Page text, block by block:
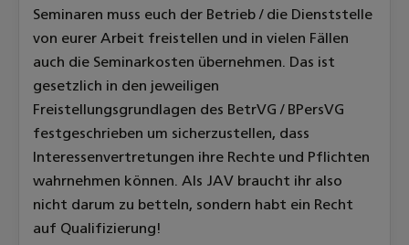
Seminaren muss euch der Betrieb / die Dienststelle
von eurer Arbeit freistellen und in vielen Fällen
auch die Seminarkosten übernehmen. Das ist
gesetzlich in den jeweiligen
Freistellungsgrundlagen des BetrVG / BPersVG
festgeschrieben um sicherzustellen, dass
Interessenvertretungen ihre Rechte und Pflichten
wahrnehmen können. Als JAV braucht ihr also
nicht darum zu betteln, sondern habt ein Recht
auf Qualifizierung!